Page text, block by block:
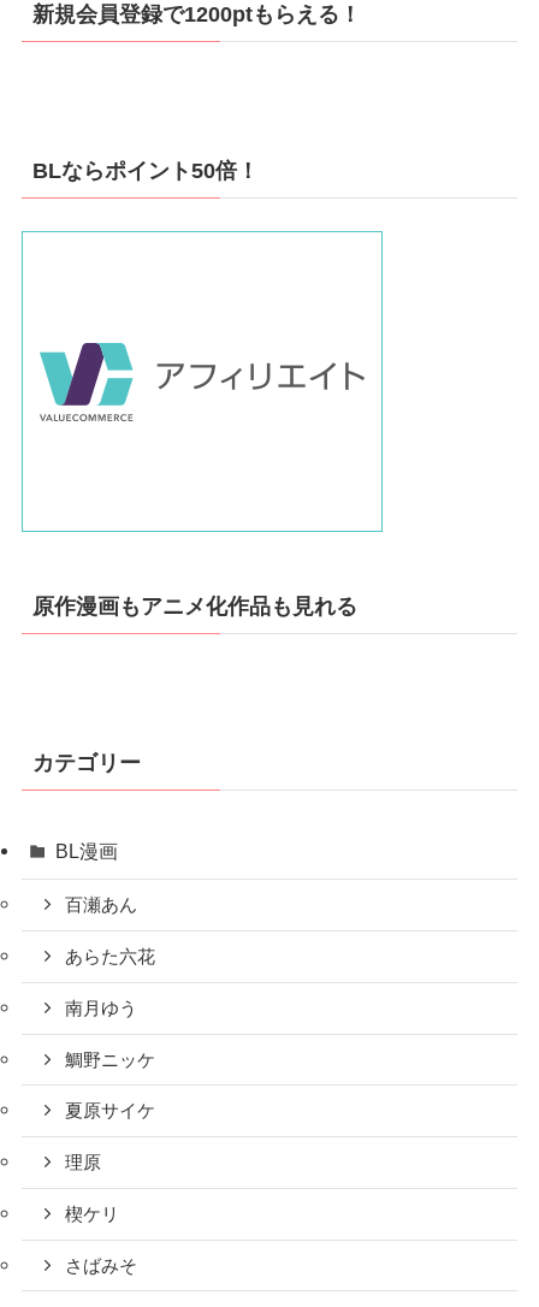
新規会員登録で1200ptもらえる！
BLならポイント50倍！
原作漫画もアニメ化作品も見れる
カテゴリー
BL漫画
百瀬あん
あらた六花
南月ゆう
鯛野ニッケ
夏原サイケ
理原
楔ケリ
さばみそ